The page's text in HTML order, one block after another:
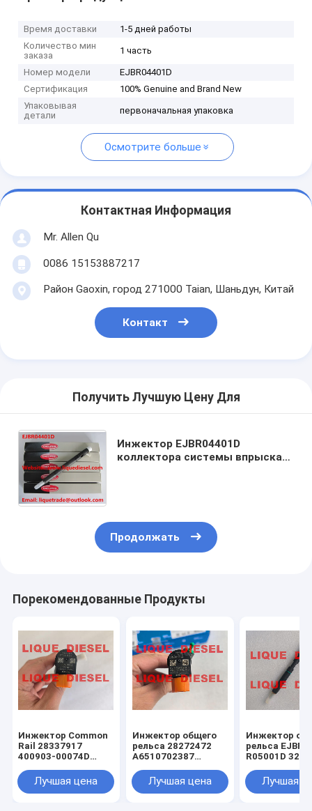
Время доставки
1-5 дней работы
Количество мин
заказа
1 часть
Номер модели
EJBR04401D
Сертификация
100% Genuine and Brand New
Упаковывая
детали
первоначальная упаковка
Осмотрите больше
Контактная Информация
Mr. Allen Qu
0086 15153887217
Район Gaoxin, город 271000 Taian, Шаньдун, Китай
Контакт
Получить Лучшую Цену Для
Инжектор EJBR04401D
коллектора системы впрыска
Продолжать
Порекомендованные Продукты
Инжектор Common
Rail 28337917
400903-00074D
40090300074D
40090300074C
Лучшая цена
Инжектор общего
рельса 28272472
A6510702387
Лучшая цена
Инжектор
рельса
R05001D 320/
32006623
Лучшая